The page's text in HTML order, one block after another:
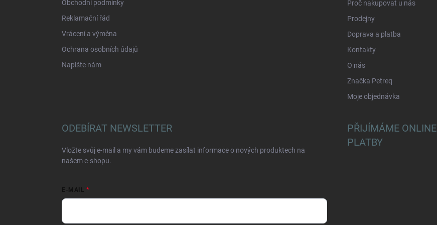
Obchodní podmínky
Reklamační řád
Vrácení a výměna
Ochrana osobních údajů
Napište nám
Proč nakupovat u nás
Prodejny
Doprava a platba
Kontakty
O nás
Značka Petreq
Moje objednávka
ODEBÍRAT NEWSLETTER
Vložte svůj e-mail a my vám budeme zasílat informace o nových produktech na
našem e-shopu.
E-MAIL
PŘIJÍMÁME ONLINE
PLATBY